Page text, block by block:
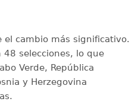
el cambio más significativo.
48 selecciones, lo que
Verde, República
y Herzegovina